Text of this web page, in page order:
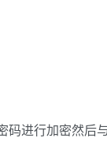
码进行加密然后